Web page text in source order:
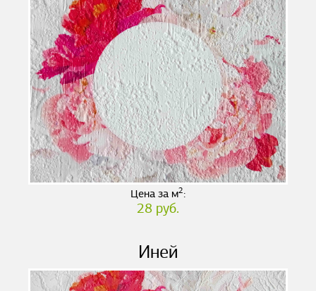
Цена за м2:
28 руб.
Иней